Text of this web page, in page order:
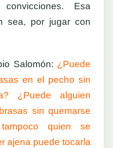
Esa
sea, por jugar con
Salomón: ¿Puede
en el pecho sin
¿Puede alguien
sin quemarse
quien se
ajena puede tocarla